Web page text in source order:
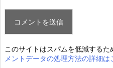
このサイトはスパムを低減するた
メントデータの処理方法の詳細